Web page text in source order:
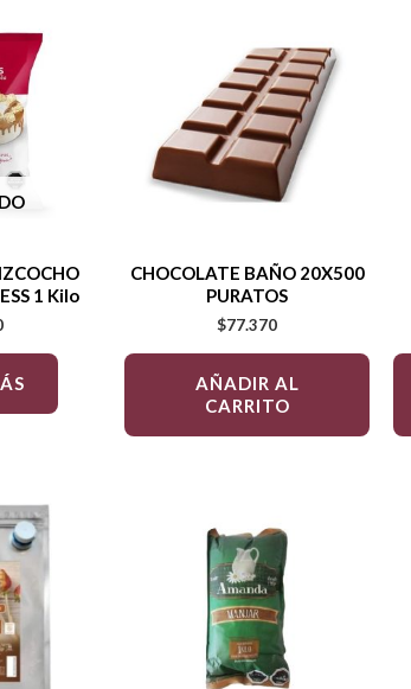
1 Kilo
CHOCOLATE BAÑO 20X500
PURATOS
$77.370
AÑADIR AL
CARRITO